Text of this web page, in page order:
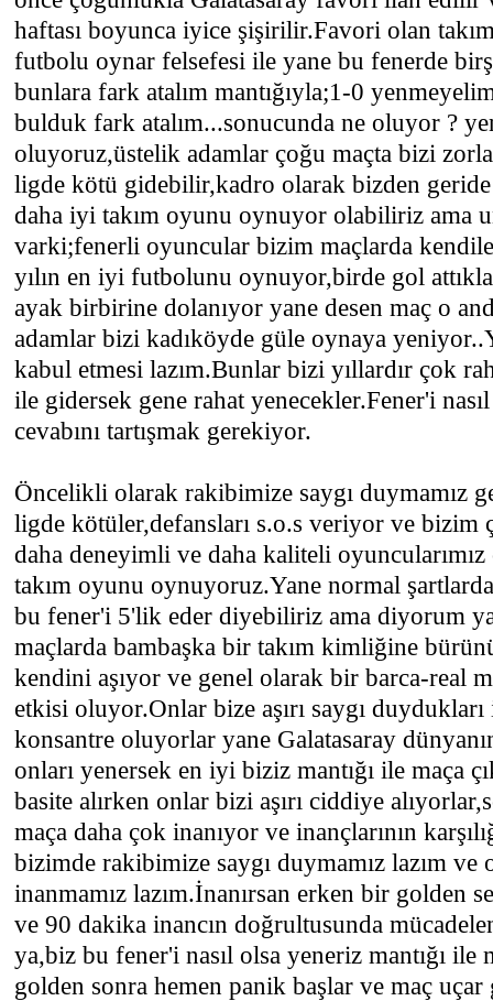
haftası boyunca iyice şişirilir.Favori olan
futbolu oynar felsefesi ile yane bu fenerde
bunlara fark atalım mantığıyla;1-0
bulduk fark atalım...sonucunda ne oluyor ?
oluyoruz,üstelik adamlar çoğu maçta bizi
ligde kötü gidebilir,kadro olarak bizden
daha iyi takım oyunu oynuyor olabiliriz ama
varki;fenerli oyuncular bizim maçlarda
yılın en iyi futbolunu oynuyor,birde gol
ayak birbirine dolanıyor yane desen maç o
adamlar bizi kadıköyde güle oynaya
kabul etmesi lazım.Bunlar bizi yıllardır çok
ile gidersek gene rahat yenecekler.Fener'i
cevabını tartışmak gerekiyor.
Öncelikli olarak rakibimize saygı duymamız
ligde kötüler,defansları s.o.s veriyor ve bizim
daha deneyimli ve daha kaliteli
takım oyunu oynuyoruz.Yane normal
bu fener'i 5'lik eder diyebiliriz ama diyorum
maçlarda bambaşka bir takım kimliğine
kendini aşıyor ve genel olarak bir barca-real
etkisi oluyor.Onlar bize aşırı saygı
konsantre oluyorlar yane Galatasaray
onları yenersek en iyi biziz mantığı ile maça
basite alırken onlar bizi aşırı ciddiye
maça daha çok inanıyor ve inançlarının
bizimde rakibimize saygı duymamız lazım ve
inanmamız lazım.İnanırsan erken bir golden
ve 90 dakika inancın doğrultusunda
ya,biz bu fener'i nasıl olsa yeneriz mantığı ile
golden sonra hemen panik başlar ve maç